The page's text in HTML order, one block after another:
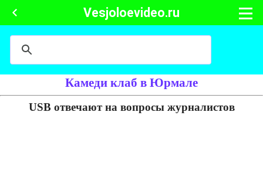
Vesjoloevideo.ru
Камеди клаб в Юрмале
USB отвечают на вопросы журналистов